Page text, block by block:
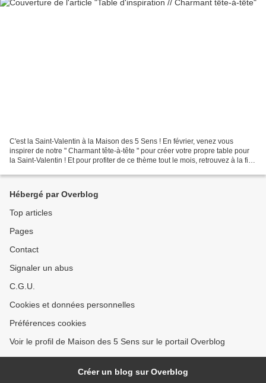
C'est la Saint-Valentin à la Maison des 5 Sens ! En février, venez vous
inspirer de notre " Charmant tête-à-tête " pour créer votre propre table pour
la Saint-Valentin ! Et pour profiter de ce thème tout le mois, retrouvez à la fin
Hébergé par Overblog
Top articles
Pages
Contact
Signaler un abus
C.G.U.
Cookies et données personnelles
Préférences cookies
Voir le profil de Maison des 5 Sens sur le portail Overblog
Créer un blog sur Overblog